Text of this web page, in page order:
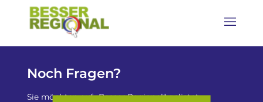
Noch Fragen?
Sie möchten auf „Besser Regional“ gelistet